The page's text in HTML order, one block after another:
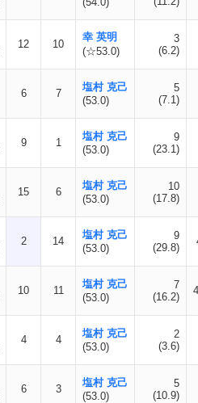
12 10
幸 英明
(☆53.0)
3
(6.2)
6 7
塩村 克己
(53.0)
5
(7.1)
9 1
塩村 克己
(53.0)
9
(23.1)
15 6
塩村 克己
(53.0)
10
(17.8)
2 14
塩村 克己
(53.0)
9
(29.8)
10 11
塩村 克己
(53.0)
7
(16.2)
4 4
塩村 克己
(53.0)
2
(3.6)
6 3
塩村 克己
(53.0)
5
(10.9)